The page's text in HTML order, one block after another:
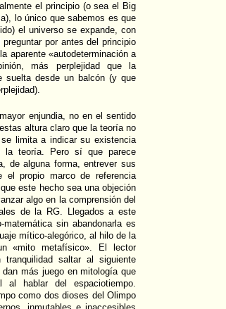
el principio (o sea el Big
lo único que sabemos es que
el universo se expande, con
por antes del principio
aparente «autodeterminación a
más perplejidad que la
suelta desde un balcón (y que
enjundia, no en el sentido
altura claro que la teoría no
limita a indicar su existencia
la teoría. Pero sí que parece
de alguna forma, entrever sus
propio marco de referencia
este hecho sea una objeción
algo en la comprensión del
de la RG. Llegados a este
sin abandonarla es
mítico-alegórico, al hilo de la
«mito metafísico». El lector
saltar al siguiente
más juego en mitología que
al hablar del espaciotiempo.
como dos dioses del Olimpo